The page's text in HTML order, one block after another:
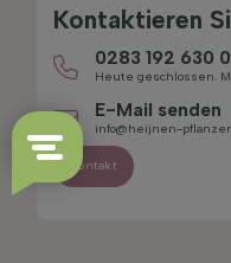
Kontaktieren
0283 192 630
Heute geschlossen.
E-Mail senden
info@heijnen-
Kontakt